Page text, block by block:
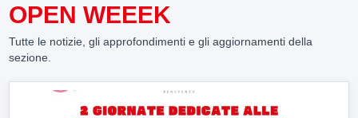
OPEN WEEEK
Tutte le notizie, gli approfondimenti e gli aggiornamenti della
sezione.